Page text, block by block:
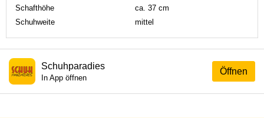
Schafthöhe
ca. 37 cm
Schuhweite
mittel
Öffnen
Schuhparadies
In App öffnen